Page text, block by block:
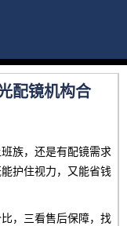
配镜机构合
族，还是有配镜需求
护住视力，又能省钱
，三看售后保障，找